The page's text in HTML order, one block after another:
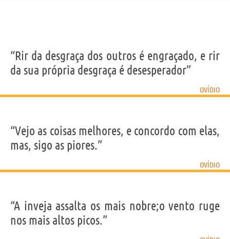
“Rir da desgraça dos outros é engraçado, e rir
da sua própria desgraça é desesperador”
OVÍDIO
“Vejo as coisas melhores, e concordo com elas,
mas, sigo as piores.”
OVÍDIO
“A inveja assalta os mais nobre;o vento ruge
nos mais altos picos.”